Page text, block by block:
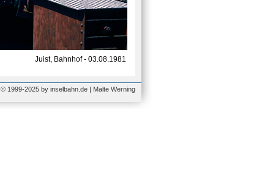
Juist, Bahnhof - 03.08.1981
© 1999-2025 by inselbahn.de | Malte Werning